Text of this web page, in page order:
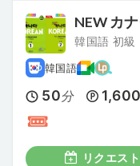
NEW カ
韓国語 初級
韓国語
50分
リクエスト